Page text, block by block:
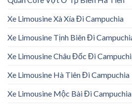
Xe Limousine Xà Xía Đi Campuchia
Xe Limousine Tịnh Biên Đi
Xe Limousine Châu Đốc Đi
Xe Limousine Hà Tiên Đi Campuchia
Xe Limousine Mộc Bài Đi Campuchia